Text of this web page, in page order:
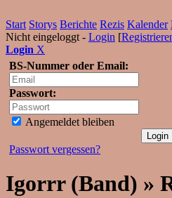
Start Storys Berichte Rezis Kalender
Nicht eingeloggt - Login [
Login X
BS-Nummer oder Email:
Passwort:
Angemeldet bleiben
Passwort vergessen?
Igorrr (Band) »